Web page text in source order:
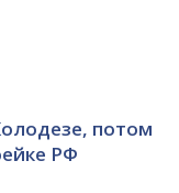
потом
РФ